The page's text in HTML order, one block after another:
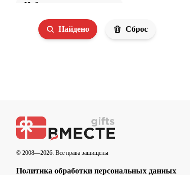
Наборы с мультитулами
Ножи и мультитулы
Найдено Сброс
© 2008—2026. Все права защищены
Политика обработки персональных данных